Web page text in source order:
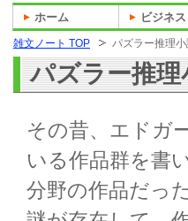
雑文ノート TOP パズラー推理
パズラー推
その昔、エドガ
いる作品群を書
分野の作品だった
ホーム ビジネ